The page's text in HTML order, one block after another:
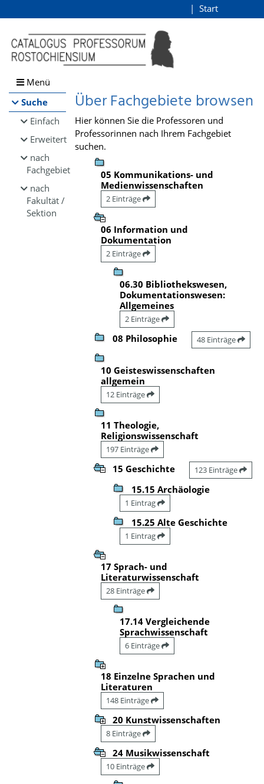
Browsen
direkt zum Inhalt
Start
Menü
Suche
Einfach
Erweitert
nach
Fachgebiet
nach
Fakultät /
Sektion
Über Fachgebiete browsen
Hier können Sie die Professoren und
Professorinnen nach Ihrem Fachgebiet
suchen.
05 Kommunikations- und
Medienwissenschaften
2 Einträge
06 Information und
Dokumentation
2 Einträge
06.30 Bibliothekswesen,
Dokumentationswesen:
Allgemeines
2 Einträge
08 Philosophie 48 Einträge
10 Geisteswissenschaften
allgemein
12 Einträge
11 Theologie,
Religionswissenschaft
197 Einträge
15 Geschichte 123 Einträge
15.15 Archäologie
1 Eintrag
15.25 Alte Geschichte
1 Eintrag
17 Sprach- und
Literaturwissenschaft
28 Einträge
17.14 Vergleichende
Sprachwissenschaft
6 Einträge
18 Einzelne Sprachen und
Literaturen
148 Einträge
20 Kunstwissenschaften
8 Einträge
24 Musikwissenschaft
10 Einträge